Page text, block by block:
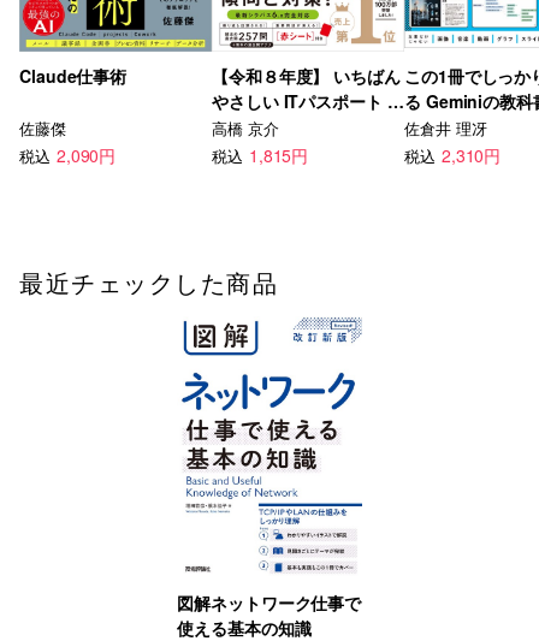
Claude仕事術
佐藤傑
税込 2,090円
【令和８年度】 いちばん
やさしい ITパスポート 絶
対合格の教科書＋出る順
問題集
高橋 京介
税込 1,815円
この1冊でしっか
る Geminiの教科
佐倉井 理冴
税込 2,310円
最近チェックした商品
図解ネットワーク仕事で
使える基本の知識